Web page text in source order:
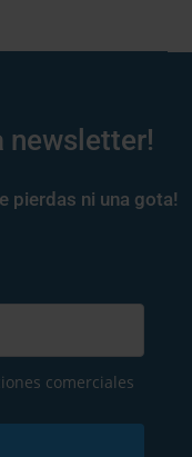
newsletter!
pierdas ni una gota!